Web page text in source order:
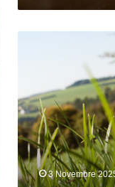
una
storia
di
fantasia
3 Novembre